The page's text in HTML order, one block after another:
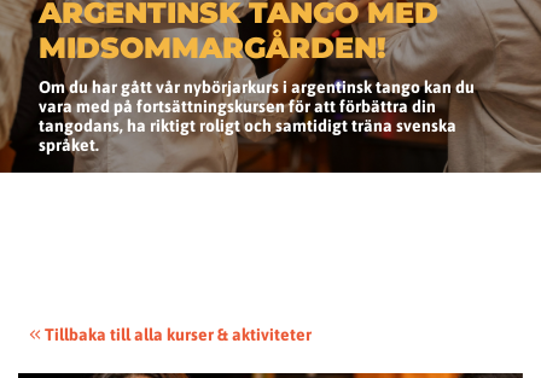
ARGENTINSK TANGO MED
MIDSOMMARGÅRDEN!
Om du har gått vår nybörjarkurs i argentinsk tango kan du
vara med på fortsättningskursen för att förbättra din
tangodans, ha riktigt roligt och samtidigt träna svenska
språket.
Tillbaka till alla kurser & aktiviteter